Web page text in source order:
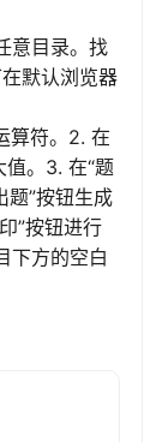
意目录。找
默认浏览器
算符。2. 在
值。3. 在“题
题”按钮生成
”按钮进行
下方的空白